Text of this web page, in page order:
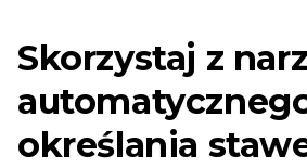
Skorzystaj z
określania